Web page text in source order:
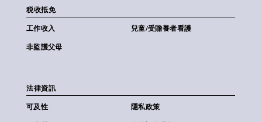
税收抵免
工作收入 兒童/受贍養者看護
非監護父母
法律資訊
可及性 隱私政策